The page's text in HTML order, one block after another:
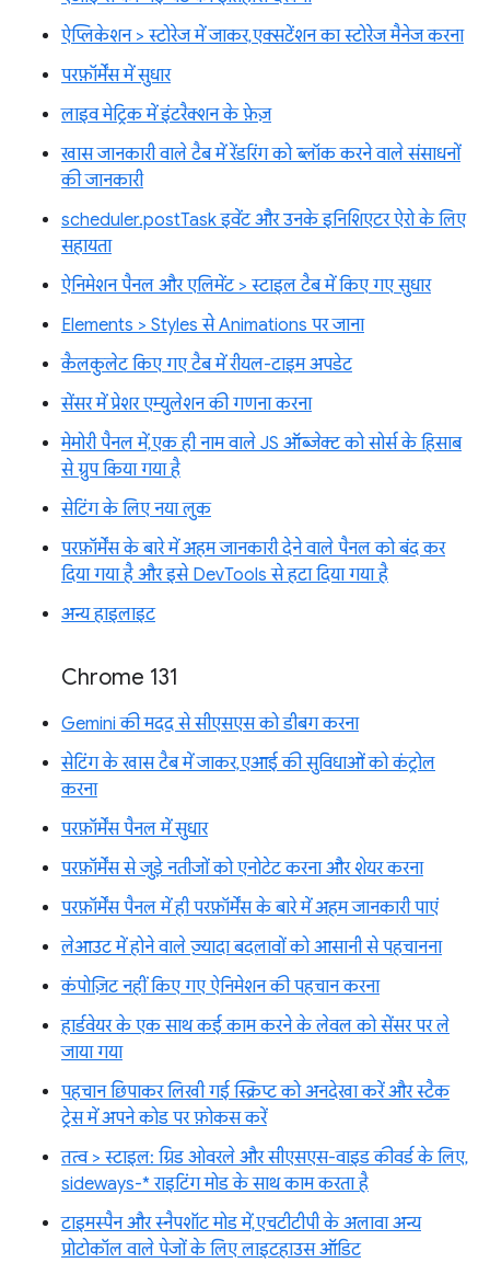
ऐप्लिकेशन > स्टोरेज में जाकर, एक्सटेंशन का स्टोरेज मैनेज करना
परफ़ॉर्मेंस में सुधार
लाइव मेट्रिक में इंटरैक्शन के फ़ेज़
खास जानकारी वाले टैब में रेंडरिंग को ब्लॉक करने वाले संसाधनों
की जानकारी
scheduler.postTask इवेंट और उनके इनिशिएटर ऐरो के लिए
सहायता
ऐनिमेशन पैनल और एलिमेंट > स्टाइल टैब में किए गए सुधार
Elements > Styles से Animations पर जाना
कैलकुलेट किए गए टैब में रीयल-टाइम अपडेट
सेंसर में प्रेशर एम्युलेशन की गणना करना
मेमोरी पैनल में, एक ही नाम वाले JS ऑब्जेक्ट को सोर्स के हिसाब
से ग्रुप किया गया है
सेटिंग के लिए नया लुक
परफ़ॉर्मेंस के बारे में अहम जानकारी देने वाले पैनल को बंद कर
दिया गया है और इसे DevTools से हटा दिया गया है
अन्य हाइलाइट
Chrome 131
Gemini की मदद से सीएसएस को डीबग करना
सेटिंग के खास टैब में जाकर, एआई की सुविधाओं को कंट्रोल
करना
परफ़ॉर्मेंस पैनल में सुधार
परफ़ॉर्मेंस से जुड़े नतीजों को एनोटेट करना और शेयर करना
परफ़ॉर्मेंस पैनल में ही परफ़ॉर्मेंस के बारे में अहम जानकारी पाएं
लेआउट में होने वाले ज़्यादा बदलावों को आसानी से पहचानना
कंपोज़िट नहीं किए गए ऐनिमेशन की पहचान करना
हार्डवेयर के एक साथ कई काम करने के लेवल को सेंसर पर ले
जाया गया
पहचान छिपाकर लिखी गई स्क्रिप्ट को अनदेखा करें और स्टैक
ट्रेस में अपने कोड पर फ़ोकस करें
तत्व > स्टाइल: ग्रिड ओवरले और सीएसएस-वाइड कीवर्ड के लिए,
sideways-* राइटिंग मोड के साथ काम करता है
टाइमस्पैन और स्नैपशॉट मोड में, एचटीटीपी के अलावा अन्य
प्रोटोकॉल वाले पेजों के लिए लाइटहाउस ऑडिट